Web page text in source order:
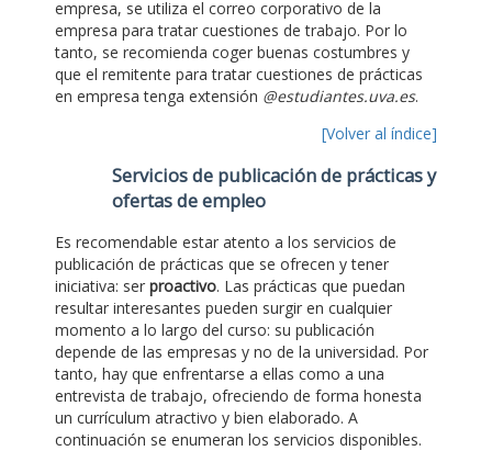
empresa, se utiliza el correo corporativo de la
empresa para tratar cuestiones de trabajo. Por lo
tanto, se recomienda coger buenas costumbres y
que el remitente para tratar cuestiones de prácticas
en empresa tenga extensión @estudiantes.uva.es.
[Volver al índice]
Servicios de publicación de prácticas y
ofertas de empleo
Es recomendable estar atento a los servicios de
publicación de prácticas que se ofrecen y tener
iniciativa: ser proactivo. Las prácticas que puedan
resultar interesantes pueden surgir en cualquier
momento a lo largo del curso: su publicación
depende de las empresas y no de la universidad. Por
tanto, hay que enfrentarse a ellas como a una
entrevista de trabajo, ofreciendo de forma honesta
un currículum atractivo y bien elaborado. A
continuación se enumeran los servicios disponibles.